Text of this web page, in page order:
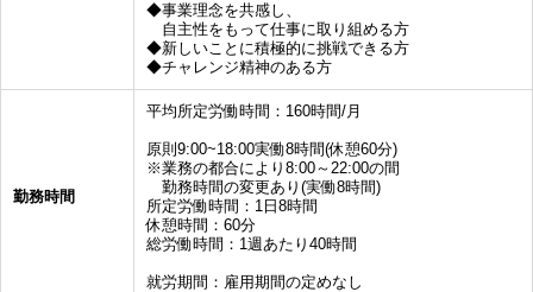
◆事業理念を共感し、
自主性をもって仕事に取り組める方
◆新しいことに積極的に挑戦できる方
◆チャレンジ精神のある方
勤務時間
平均所定労働時間：160時間/月
原則9:00~18:00実働8時間(休憩60分)
※業務の都合により8:00～22:00の間
勤務時間の変更あり(実働8時間)
所定労働時間：1日8時間
休憩時間：60分
総労働時間：1週あたり40時間
就労期間：雇用期間の定めなし